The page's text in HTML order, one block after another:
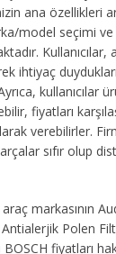
ana özellikleri
model seçimi
Kullanıcılar,
ihtiyaç
kullanıcılar
fiyatları
verebilirler.
sıfır olup
araç markasının
Polen
fiyatları